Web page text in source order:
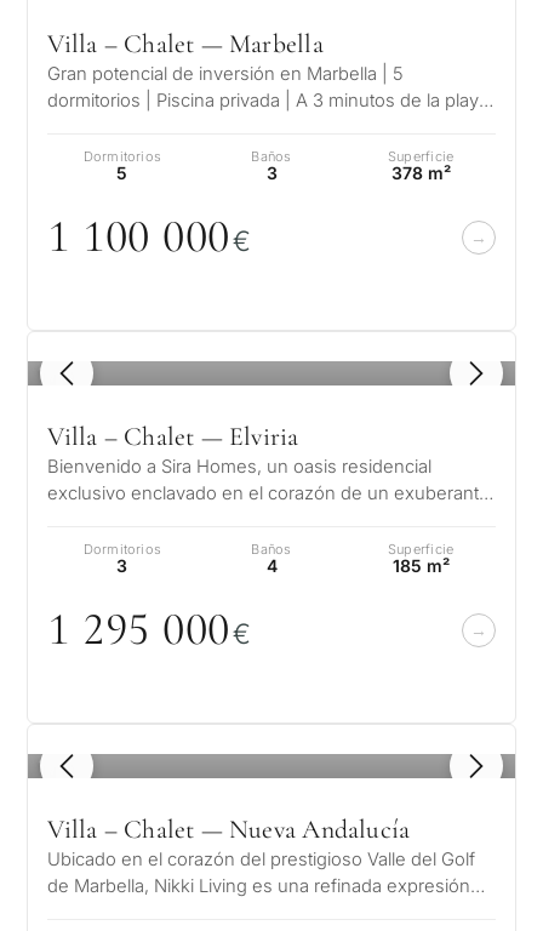
Villa – Chalet — Marbella
Gran potencial de inversión en Marbella | 5
dormitorios | Piscina privada | A 3 minutos de la playa
Dormitorios
5
Baños
3
Superficie
378 m²
1 100 000€
1 / 8
Villa – Chalet — Elviria
Bienvenido a Sira Homes, un oasis residencial
exclusivo enclavado en el corazón de un exuberante
Dormitorios
3
Baños
4
Superficie
185 m²
1 295 000€
1 / 8
Villa – Chalet — Nueva Andalucía
Ubicado en el corazón del prestigioso Valle del Golf
de Marbella, Nikki Living es una refinada expresión